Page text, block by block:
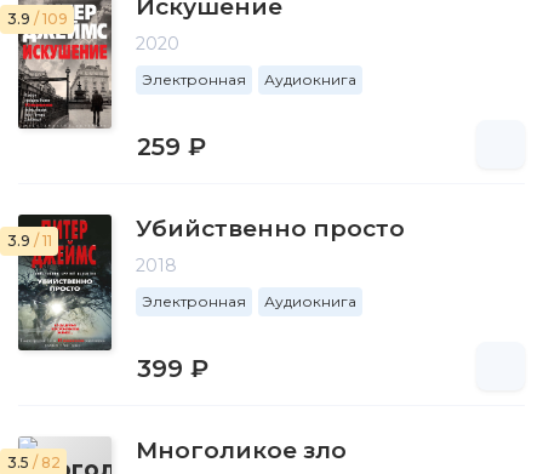
3.9 / 109 Искушение
2020
Электронная Аудиокнига
259 ₽
3.9 / 11 Убийственно просто
2018
Электронная Аудиокнига
399 ₽
3.5 / 82 Многоликое зло